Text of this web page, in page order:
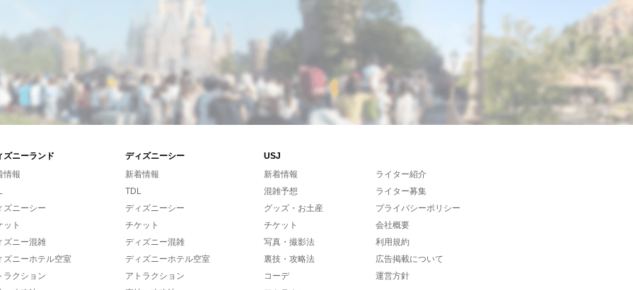
ズニーランド ディズニーシー
USJ
情報
ズニーシー
ット
ズニー混雑
ズニーホテル空室
ラクション
新着情報
TDL
ディズニーシー
チケット
ディズニー混雑
ディズニーホテル空室
アトラクション
新着情報
混雑予想
グッズ・お土産
チケット
写真・撮影法
裏技・攻略法
コーデ
ライター紹介
ライター募集
プライバシーポリシー
会社概要
利用規約
広告掲載について
運営方針